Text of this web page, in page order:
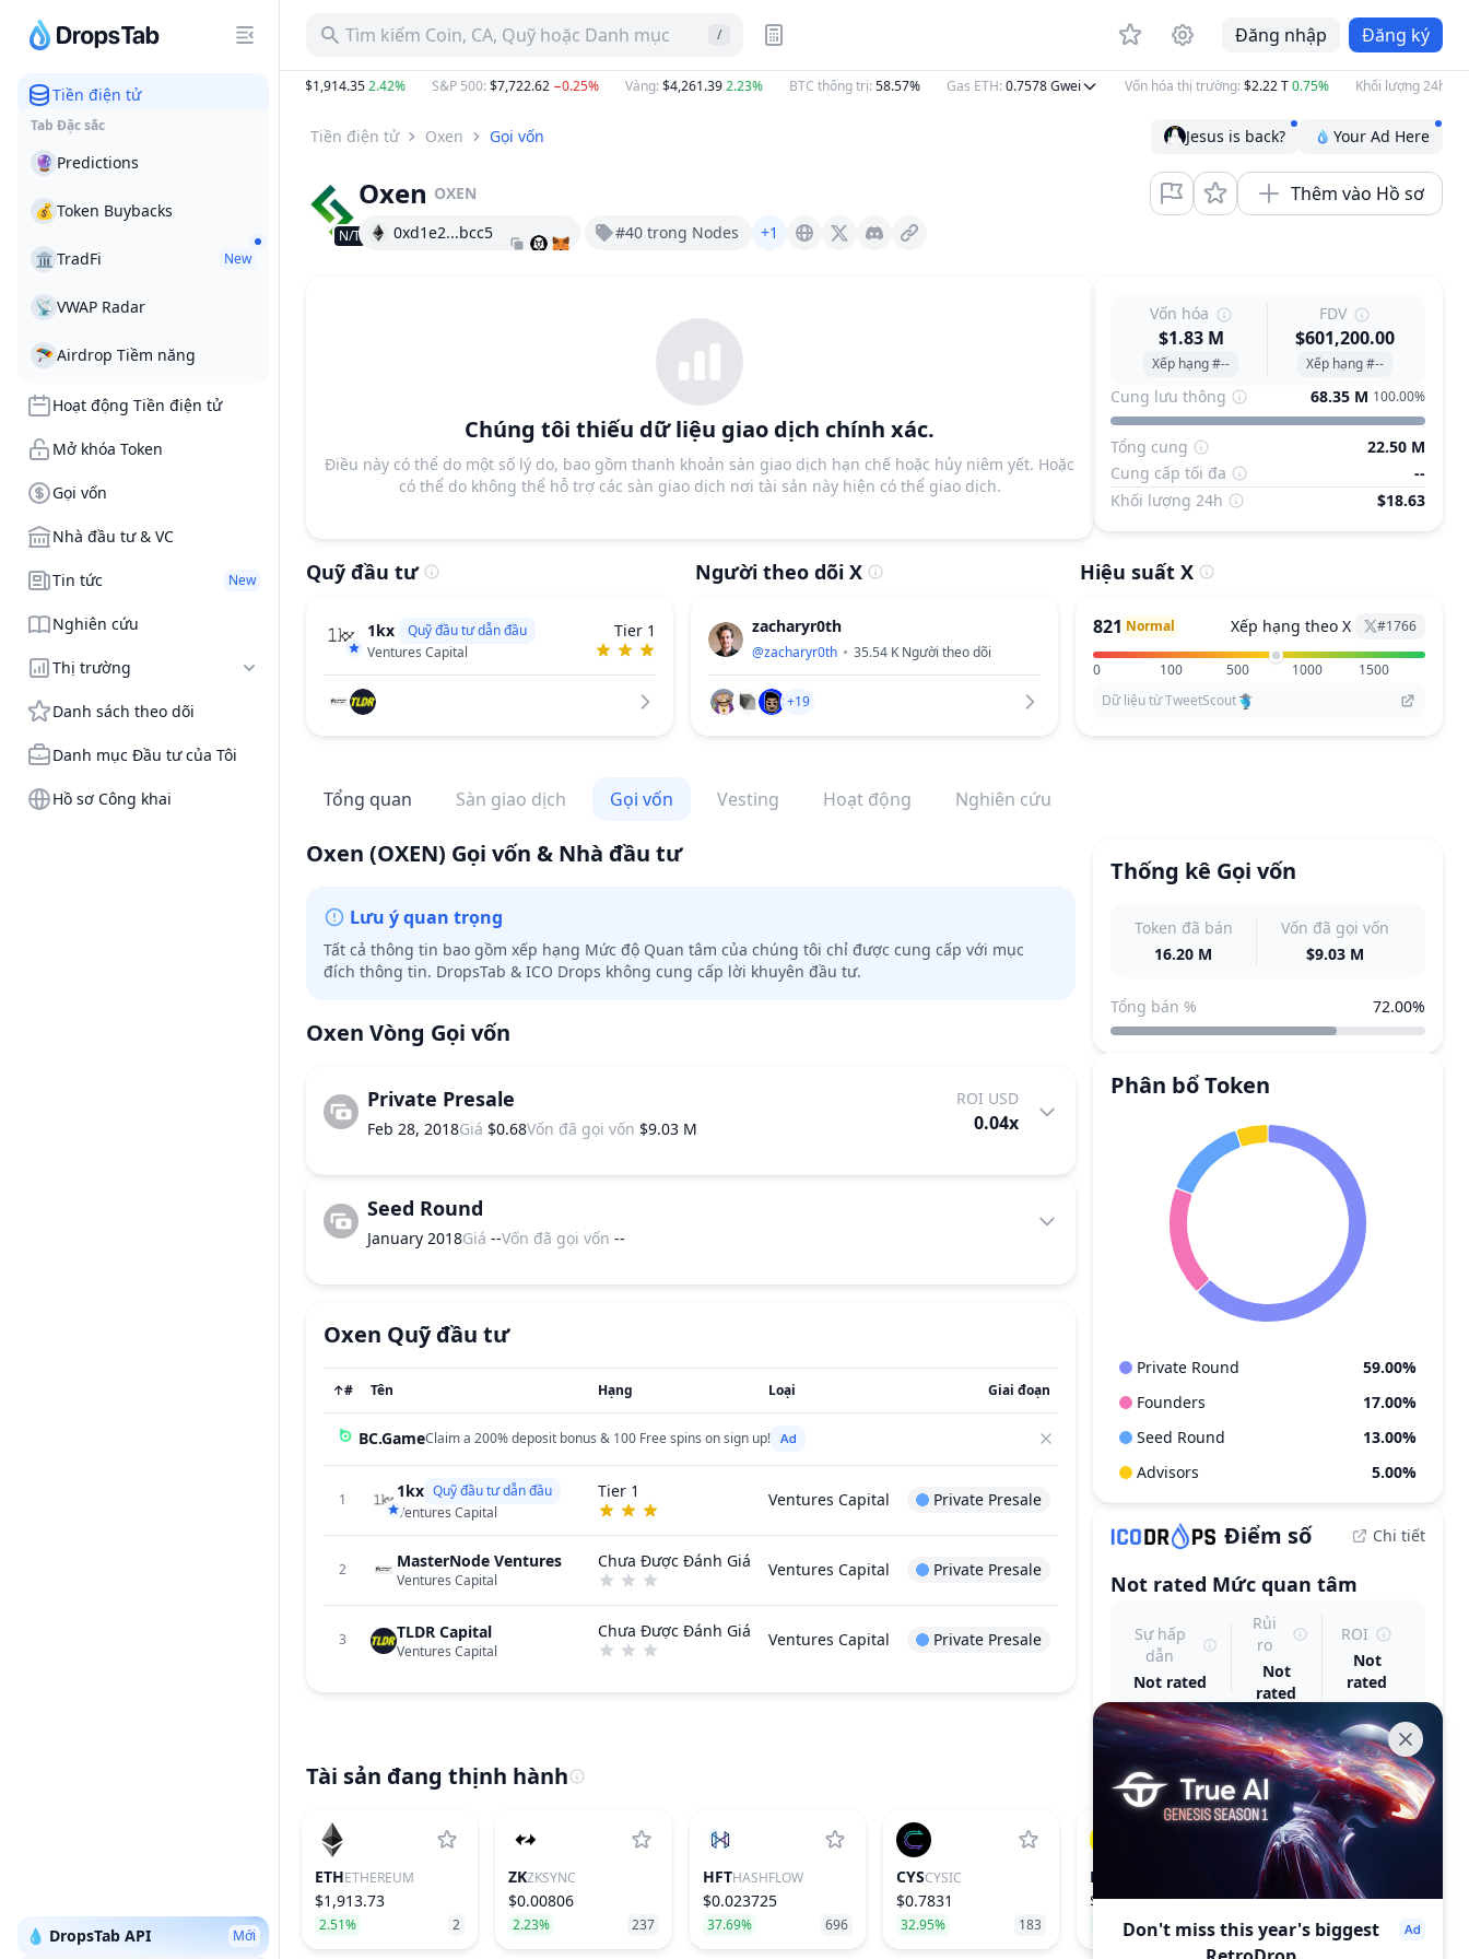
Tiền điện tử
Tab Đặc sắc
🔮 Predictions
💰 Token Buybacks
🏛 TradFi New
📡 VWAP Radar
🪂Airdrop Tiềm năng
Hoạt động Tiền điện tử
Mở khóa Token
Gọi vốn
Nhà đầu tư & VC
Tin tức New
Nghiên cứu
Thị trường
Danh sách theo dõi
Danh mục Đầu tư của Tôi
Hồ sơ Công khai
💧 DropsTab API Mới
Tìm kiếm Coin, CA, Quỹ hoặc Danh mục / Đăng nhập Đăng ký
1.54% BTC $64,957.99 $1,914.352.42% S&P 500:$7,722.62−0.25% Vàng:$4,261.392.23% BTC thống trị:58.57% Gas ETH:0.7578Gwei Vốn hóa thị trường:$2.22 T0.75% Khối lượng 24h:
Tiền điện tử Oxen Gọi vốn Jesus is back? Your Ad Here
N/T
Oxen OXEN Thêm vào Hồ sơ
0xd1e2...bcc5 #40 trong Nodes +1 Loki.network X (Twitter)
Chúng tôi thiếu dữ liệu giao dịch chính xác.
Điều này có thể do một số lý do, bao gồm thanh khoản sàn giao dịch hạn chế hoặc hủy niêm yết. Hoặc
có thể do không thể hỗ trợ các sàn giao dịch nơi tài sản này hiện có thể giao dịch.
Vốn hóa
$1.83 M
Xếp hạng #--
FDV
$601,200.00
Xếp hạng #--
Cung lưu thông 68.35 M 100.00%
Tổng cung
22.50 M
Cung cấp tối đa
--
Khối lượng 24h
$18.63
Quỹ đầu tư
1kx
Quỹ đầu tư dẫn đầu
Ventures Capital
Tier 1
Người theo dõi X
zacharyr0th
@zacharyr0th 35.54 K Người theo dõi
+19
Hiệu suất X
821 Normal Xếp hạng theo X #1766
0 100 500 1000
1500
Dữ liệu từ TweetScout
Tổng quan Sàn giao dịch Gọi vốn Vesting Hoạt động Nghiên cứu
Oxen (OXEN) Gọi vốn & Nhà đầu tư
Lưu ý quan trọng
Tất cả thông tin bao gồm xếp hạng Mức độ Quan tâm của chúng tôi chỉ được cung cấp với mục
đích thông tin. DropsTab & ICO Drops không cung cấp lời khuyên đầu tư.
Oxen Vòng Gọi vốn
Private Presale
Feb 28, 2018Giá $0.68Vốn đã gọi vốn $9.03 M
ROI USD
0.04x
Seed Round
January 2018Giá --Vốn đã gọi vốn --
Thống kê Gọi vốn
Token đã bán
16.20 M
Vốn đã gọi vốn
$9.03 M
Tổng bán % 72.00%
Phân bổ Token
Private Round
59.00%
Founders
17.00%
Seed Round
13.00%
Advisors
5.00%
Điểm số Chi tiết
Not rated Mức quan tâm
Sự hấp
dẫn
Not rated
Rủi
ro
Not
rated
ROI
Not
rated
Oxen Quỹ đầu tư
↑# Tên Hạng Loại Giai đoạn
BC.GameClaim a 200% deposit bonus & 100 Free spins on sign up!
1 1kx Quỹ đầu tư dẫn đầu
Ventures Capital
Tier 1 Ventures Capital Private Presale
2 MasterNode Ventures
Ventures Capital
Chưa Được Đánh Giá Ventures Capital Private Presale
3 TLDR Capital
Ventures Capital
Chưa Được Đánh Giá Ventures Capital Private Presale
Tài sản đang thịnh hành
ETHETHEREUM
$1,913.73
2.51% 2
ZKZKSYNC
$0.00806
2.23% 237
HFTHASHFLOW
$0.023725
37.69% 696
CYSCYSIC
$0.7831
32.95% 183
DODO
$0.02867
55.76% 558
Don't miss this year's biggest